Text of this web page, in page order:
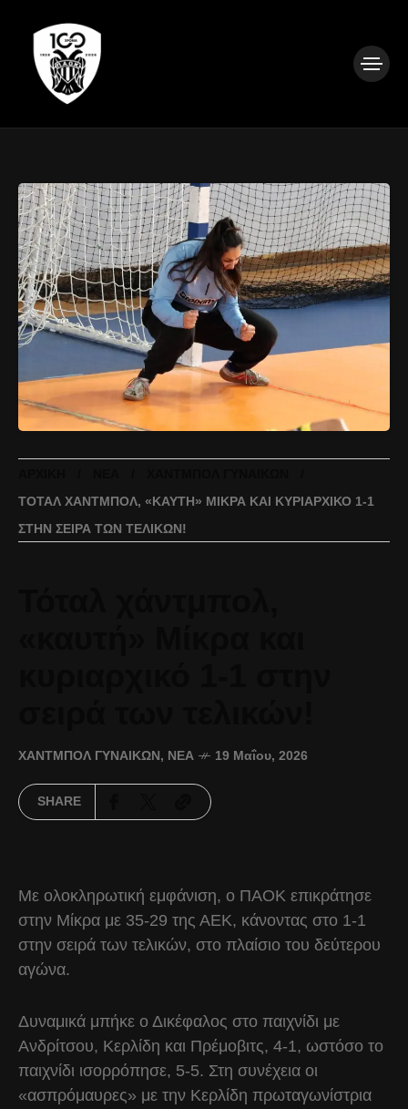
ΤΌΤΑΛ ΧΆΝΤΜΠΟΛ, «ΚΑΥΤΉ» ΜΊΚΡΑ ΚΑΙ ΚΥΡΙΑΡΧΙΚΌ 1-1
ΣΤΗΝ ΣΕΙΡΆ ΤΩΝ ΤΕΛΙΚΏΝ!
ΧΆΝΤΜΠΟΛ ΓΥΝΑΙΚΏΝ, ΝΈΑ 19 Μαΐου, 2026
SHARE
Με ολοκληρωτική εμφάνιση, ο ΠΑΟΚ επικράτησε
στην Μίκρα με 35-29 της ΑΕΚ, κάνοντας στο 1-1
στην σειρά των τελικών, στο πλαίσιο του δεύτερου
αγώνα.
Δυναμικά μπήκε ο Δικέφαλος στο παιχνίδι με
Ανδρίτσου, Κερλίδη και Πρέμοβιτς, 4-1, ωστόσο το
παιχνίδι ισορρόπησε, 5-5. Στη συνέχεια οι
«ασπρόμαυρες» με την Κερλίδη πρωταγωνίστρια